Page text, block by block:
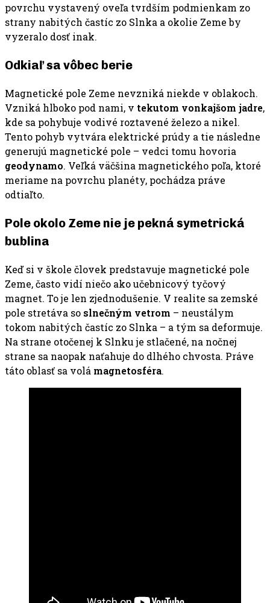
povrchu vystavený oveľa tvrdším podmienkam zo
strany nabitých častíc zo Slnka a okolie Zeme by
vyzeralo dosť inak.
Odkiaľ sa vôbec berie
Magnetické pole Zeme nevzniká niekde v oblakoch.
Vzniká hlboko pod nami, v tekutom vonkajšom jadre,
kde sa pohybuje vodivé roztavené železo a nikel.
Tento pohyb vytvára elektrické prúdy a tie následne
generujú magnetické pole – vedci tomu hovoria
geodynamo. Veľká väčšina magnetického poľa, ktoré
meriame na povrchu planéty, pochádza práve
odtiaľto.
Pole okolo Zeme nie je pekná symetrická
bublina
Keď si v škole človek predstavuje magnetické pole
Zeme, často vidí niečo ako učebnicový tyčový
magnet. To je len zjednodušenie. V realite sa zemské
pole stretáva so slnečným vetrom – neustálym
tokom nabitých častíc zo Slnka – a tým sa deformuje.
Na strane otočenej k Slnku je stlačené, na nočnej
strane sa naopak naťahuje do dlhého chvosta. Práve
táto oblasť sa volá magnetosféra.